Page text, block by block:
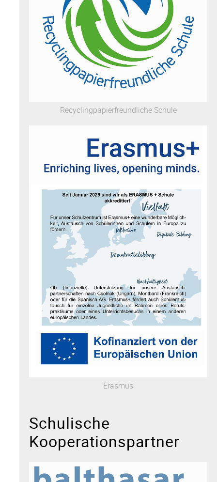
Recyclingpapierfreundliche Schule
Erasmus
Schulische
Kooperationspartner